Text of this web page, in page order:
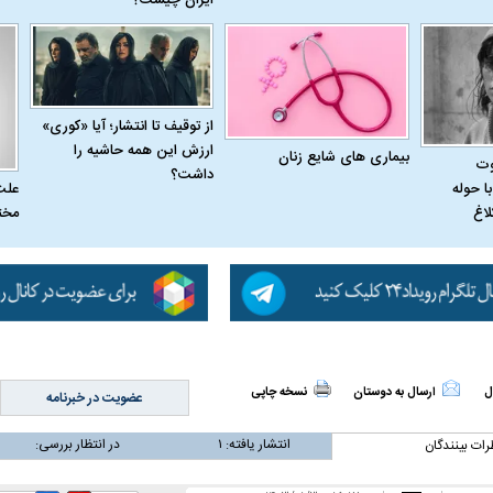
حوله
بیماری‌ های شایع زنان
از توقیف تا انتشار؛ آیا «کوری»
ارزش این همه حاشیه را
داشت؟
ارسال به دوستان نسخه چاپی عضویت در خبرنامه
بینندگان انتشار یافته: ۱ در انتظار بررسی:
یک سلسله |
شاه در ایران
ریشه‌های عزاداری ماه محرم در فرهنگ
و تاریخ ایران
عزاداری ماه
انجام می‌شد؟
هاشمی
نامه۵۹۸
ببینید| انتشار تصاویر دیده نشده از رهبر
انقلاب آیت‌الله سید مجتبی خامنه‌ای
سخنرانی دیده
رفسنجانی درباره